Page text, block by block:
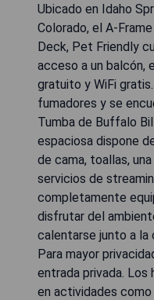
Ubicado en Idaho
Colorado, el A-
Deck, Pet Friendly
acceso a un balcón,
gratuito y WiFi
fumadores y se
Tumba de Buffalo
espaciosa dispone
de cama, toallas,
servicios de
completamente
disfrutar del
calentarse junto a la
Para mayor
entrada privada. Los
en actividades